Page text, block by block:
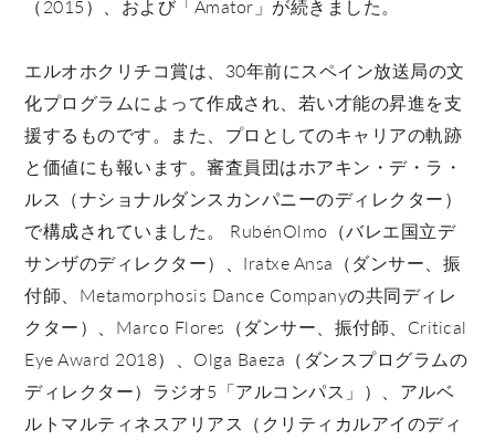
（2015）、および「Amator」が続きました。
エルオホクリチコ賞は、30年前にスペイン放送局の文
化プログラムによって作成され、若い才能の昇進を支
援するものです。また、プロとしてのキャリアの軌跡
と価値にも報います。審査員団はホアキン・デ・ラ・
ルス（ナショナルダンスカンパニーのディレクター）
で構成されていました。 RubénOlmo（バレエ国立デ
サンザのディレクター）、Iratxe Ansa（ダンサー、振
付師、Metamorphosis Dance Companyの共同ディレ
クター）、Marco Flores（ダンサー、振付師、Critical
Eye Award 2018）、Olga Baeza（ダンスプログラムの
ディレクター）ラジオ5「アルコンパス」）、アルベ
ルトマルティネスアリアス（クリティカルアイのディ